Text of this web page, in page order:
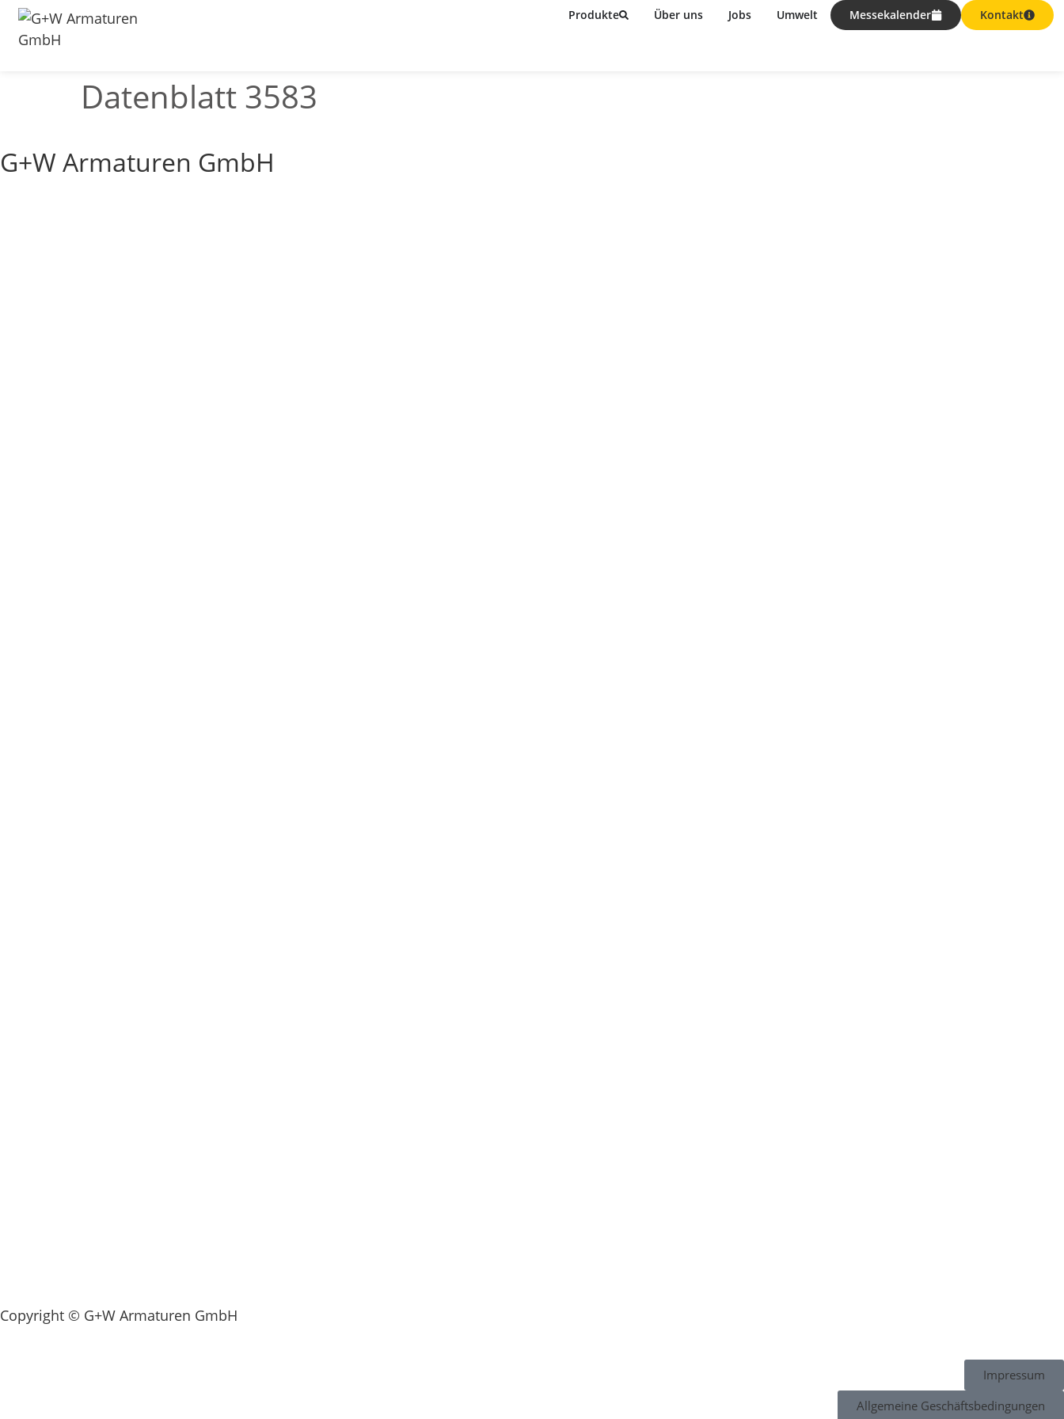
Produkte Über uns Jobs Umwelt Messekalender Kontakt
Datenblatt 3583
G+W Armaturen GmbH
Copyright © G+W Armaturen GmbH
Impressum
Allgemeine Geschäftsbedingungen